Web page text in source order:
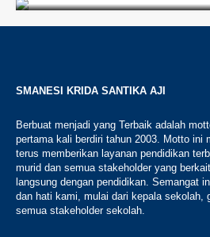
SMANESI KRIDA SANTIKA AJI
Berbuat menjadi yang Terbaik adalah
pertama kali berdiri tahun 2003. Motto ini
terus memberikan layanan pendidikan
murid dan semua stakeholder yang
langsung dengan pendidikan. Semangat
dan hati kami, mulai dari kepala sekolah,
semua stakeholder sekolah.